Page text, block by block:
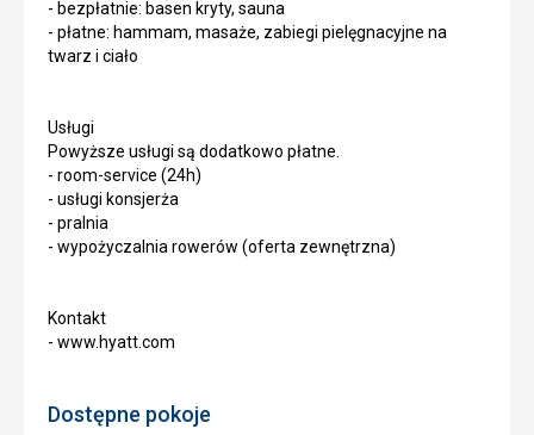
- bezpłatnie: basen kryty, sauna
- płatne: hammam, masaże, zabiegi pielęgnacyjne na
twarz i ciało
Usługi
Powyższe usługi są dodatkowo płatne.
- room-service (24h)
- usługi konsjerża
- pralnia
- wypożyczalnia rowerów (oferta zewnętrzna)
Kontakt
- www.hyatt.com
Dostępne pokoje